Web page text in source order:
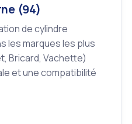
(94)
de cylindre
les marques les plus
Bricard, Vachette)
et une compatibilité